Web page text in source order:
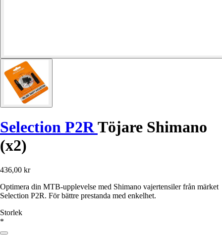
Selection P2RTöjare Shimano
(x2)
436,00 kr
Optimera din MTB-upplevelse med Shimano vajertensiler från märket
Selection P2R. För bättre prestanda med enkelhet.
Storlek
*